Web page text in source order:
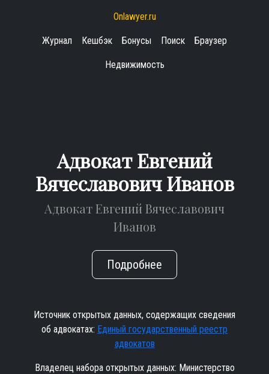
Onlawyer.ru
Журнал Кешбэк Бонусы Поиск Браузер
Недвижимость
Адвокат Евгений
Вячеславович Иванов
Адвокат Евгений Вячеславович
Иванов
Подробнее
Источник открытых данных, содержащих сведения
об адвокатах: Единый государственный реестр
адвокатов
Владелец набора открытых данных: Министерство